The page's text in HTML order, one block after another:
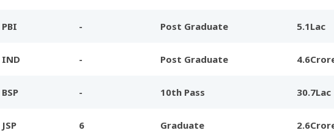
PBI - Post Graduate 5.1Lac
IND - Post Graduate
BSP - 10th Pass 30.7Lac
JSP 6 Graduate